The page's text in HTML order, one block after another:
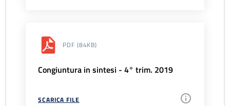
PDF (84KB)
Congiuntura in sintesi - 4° trim. 2019
SCARICA FILE